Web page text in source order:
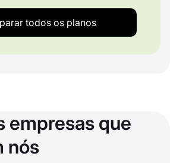
todos os planos
empresas que
nós